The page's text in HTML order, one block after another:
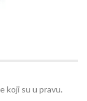
koji su u pravu.